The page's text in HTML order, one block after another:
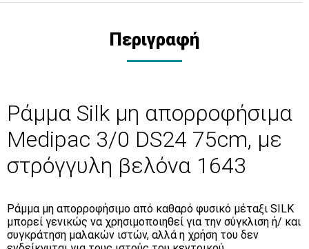
Περιγραφή
Ράμμα Silk μη απορροφήσιμα
Medipac 3/0 DS24 75cm, με
στρόγγυλη βελόνα 1643
Ράμμα μη απορροφήσιμο από καθαρό φυσικό μέταξι SILK
μπορεί γενικώς να χρησιμοποιηθεί για την σύγκλιση ή/ και
συγκράτηση μαλακών ιστών, αλλά η χρήση του δεν